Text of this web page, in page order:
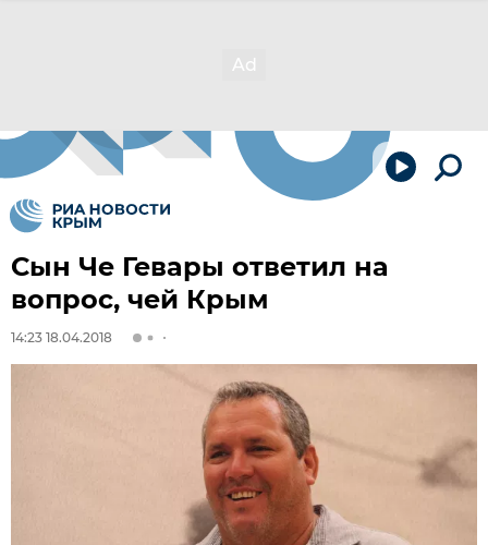
Сын Че Гевары ответил на
вопрос, чей Крым
14:23 18.04.2018